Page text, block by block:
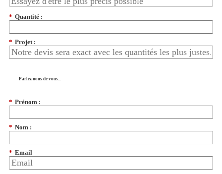
* Quantité :
* Projet :
Parlez nous de vous...
* Prénom :
* Nom :
* Email